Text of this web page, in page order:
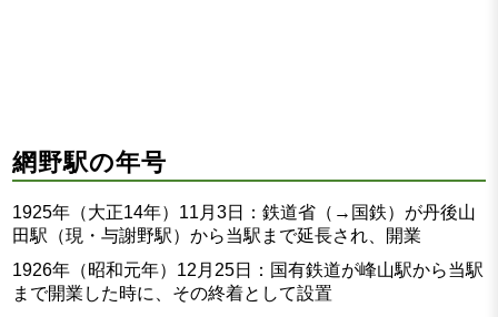
網野駅の年号
1925年（大正14年）11月3日：鉄道省（→国鉄）が丹後山
田駅（現・与謝野駅）から当駅まで延長され、開業
1926年（昭和元年）12月25日：国有鉄道が峰山駅から当駅
まで開業した時に、その終着として設置